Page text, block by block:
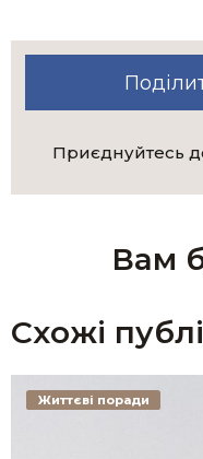
Приєднуйтесь
Вам
Схожі
Життєві поради